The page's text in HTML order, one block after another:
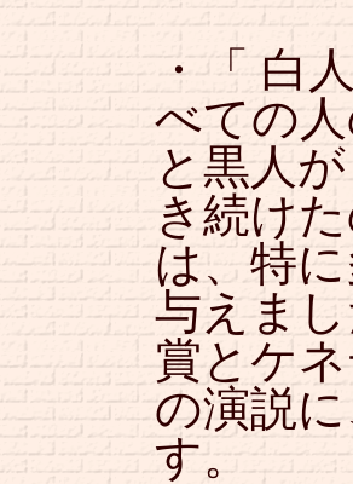
・「 白
べての
と黒人
き続け
は、特
与えま
賞とケ
の演説
す。